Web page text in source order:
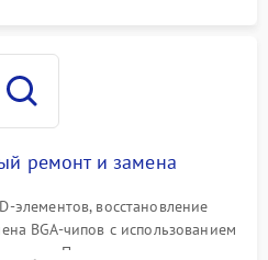
ремонт и замена
элементов, восстановление
BGA-чипов с использованием
Прошивка микросхемы